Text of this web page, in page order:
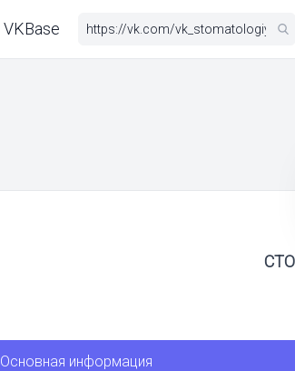
VKBase
Основная информация